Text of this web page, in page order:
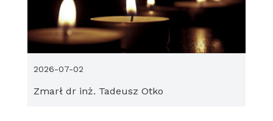
Zmarł dr inż. Tadeusz Otko
2026-07-02